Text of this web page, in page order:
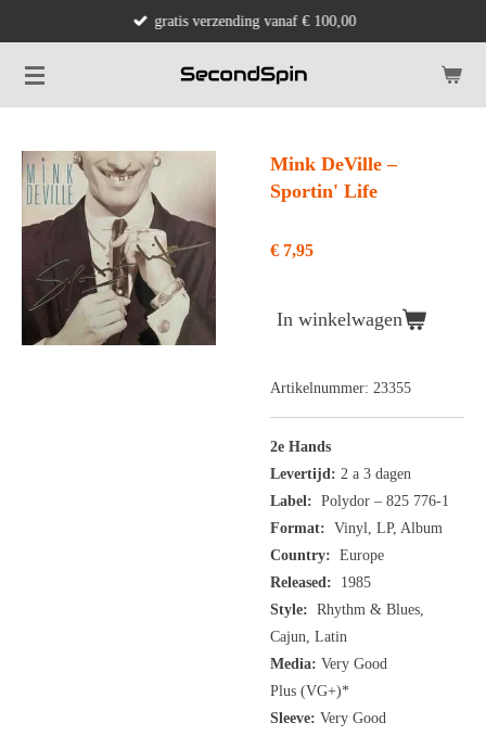
naar
de
gratis verzending vanaf € 100,00
Mink DeVille ‎–
Sportin' Life
€ 7,95
In winkelwagen
Artikelnummer: 23355
2e Hands
Levertijd: 2 a 3 dagen
Label: Polydor ‎– 825 776-1
Format: Vinyl, LP, Album
Country: Europe
Released: 1985
Style: Rhythm & Blues,
Cajun, Latin
Media: Very Good
Plus (VG+)*
Sleeve: Very Good